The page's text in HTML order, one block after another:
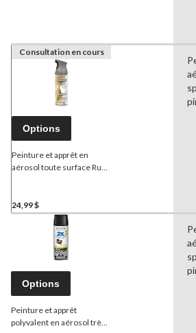
Consultation en cours
Options
Peinture et apprêt en
aérosol toute surface Rust-
24,99 $
Options
Peinture et apprêt
polyvalent en aérosol très